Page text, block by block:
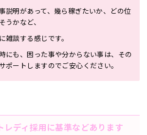
説明があって、幾ら 稼ぎたいか、どの位
うかなど、
雑談する感じです。
にも、困った事や分からない事は、その
ポートしますのでご安心ください。
レディ採用に基準などあります